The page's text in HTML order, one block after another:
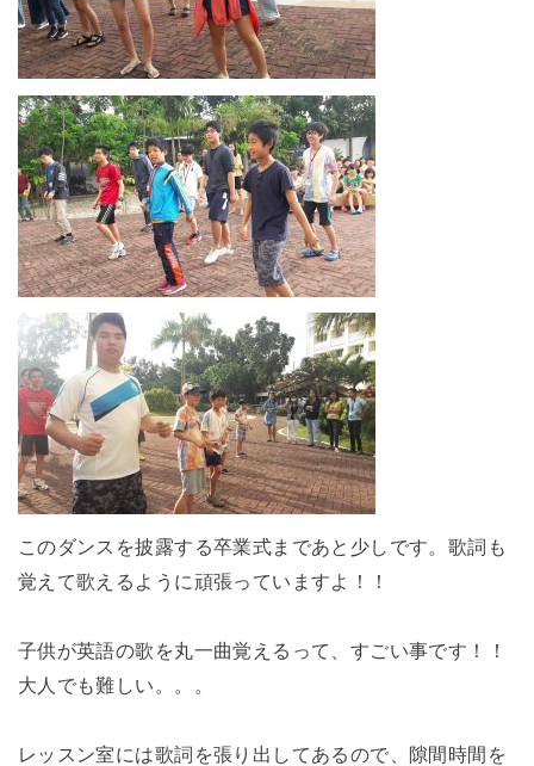
このダンスを披露する卒業式まであと少しです。歌詞も
覚えて歌えるように頑張っていますよ！！
子供が英語の歌を丸一曲覚えるって、すごい事です！！
大人でも難しい。。。
レッスン室には歌詞を張り出してあるので、隙間時間を